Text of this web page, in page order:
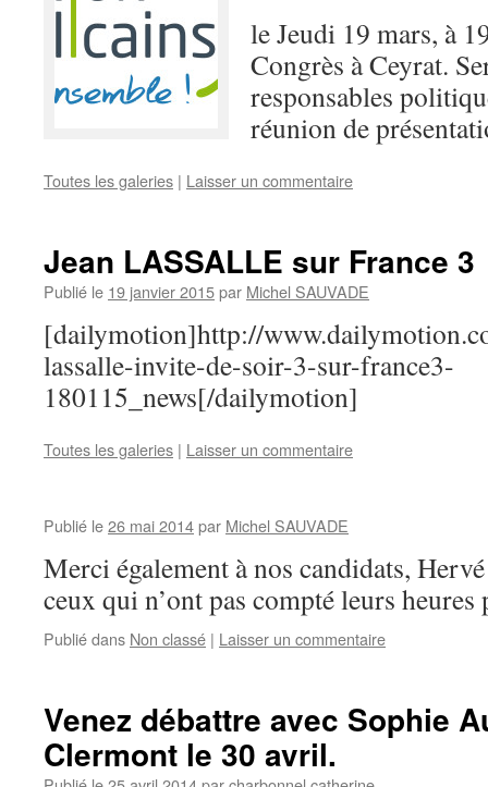
le Jeudi 19 mars, à
Congrès à Ceyrat.
responsables
réunion de
Toutes les galeries | Laisser un commentaire
Jean LASSALLE sur France 3
Publié le 19 janvier 2015par Michel SAUVADE
[dailymotion]http://
lassalle-invite-de-soir-3-sur-france3-
180115_news[/dailymotion]
Toutes les galeries | Laisser un commentaire
Publié le26 mai 2014par Michel SAUVADE
Merci également à nos candidats,
ceux qui n’ont pas compté leurs heures
Publié dans Non classé | Laisser un commentaire
Venez débattre avec Sophie
Clermont le 30 avril.